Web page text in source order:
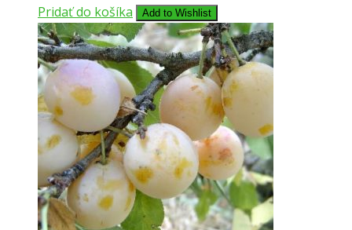
Pridať do košíka
Add to Wishlist